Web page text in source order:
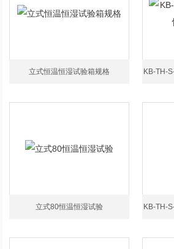
立式恒温恒湿试验箱规格
立式80恒温恒湿试验